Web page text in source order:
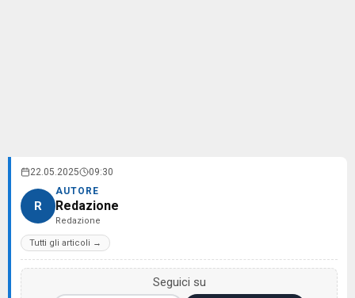
22.05.2025 09:30
R
AUTORE
Redazione
Redazione
Tutti gli articoli →
Seguici su